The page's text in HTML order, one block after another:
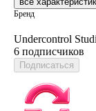
Бренд
Undercontrol
6 подписчиков
Подписаться